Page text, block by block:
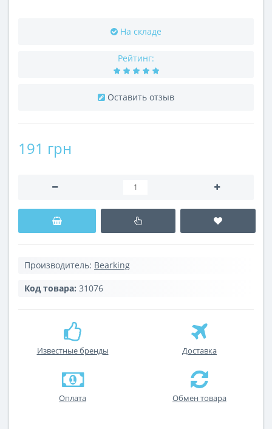
На складе
Рейтинг:
Оставить отзыв
191 грн
Производитель: Bearking
Код товара: 31076
Известные бренды Доставка
Оплата Обмен товара